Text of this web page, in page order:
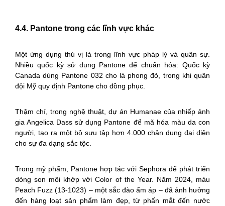
4.4. Pantone trong các lĩnh vực khác
Một ứng dụng thú vị là trong lĩnh vực pháp lý và quân sự.
Nhiều quốc kỳ sử dụng Pantone để chuẩn hóa: Quốc kỳ
Canada dùng Pantone 032 cho lá phong đỏ, trong khi quân
đội Mỹ quy định Pantone cho đồng phục.
Thậm chí, trong nghệ thuật, dự án Humanae của nhiếp ảnh
gia Angelica Dass sử dụng Pantone để mã hóa màu da con
người, tạo ra một bộ sưu tập hơn 4.000 chân dung đại diện
cho sự đa dạng sắc tộc.
Trong mỹ phẩm, Pantone hợp tác với Sephora để phát triển
dòng son môi khớp với Color of the Year. Năm 2024, màu
Peach Fuzz (13-1023) – một sắc đào ấm áp – đã ảnh hưởng
đến hàng loạt sản phẩm làm đẹp, từ phấn mắt đến nước